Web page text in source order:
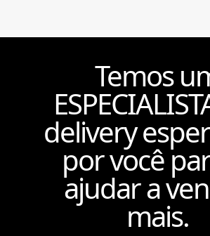
Temos
delivery
por você
ajudar a
mais.